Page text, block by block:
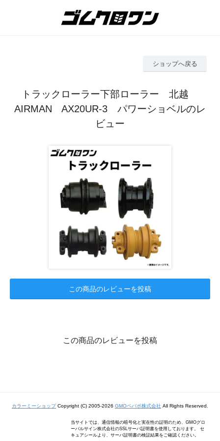
ショップへ戻る
トラックローラー下部ローラー 北越
AIRMAN AX20UR-3 パワーショベルのレ
ビュー
この商品のレビューを投稿
この商品のレビューを投稿
カラーミーショップCopyright (C) 2005-2026 GMOペパボ株式会社 All Rights Reserved.
当サイトでは、通信情報の暗号化と実在性の証明のため、GMOグロ
ーバルサイン株式会社のSSLサーバ証明書を使用しております。 セ
キュアシールより、サーバ証明書の検証結果をご確認ください。